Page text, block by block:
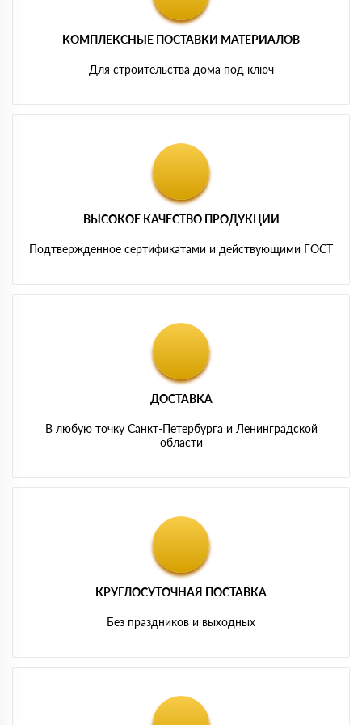
КОМПЛЕКСНЫЕ ПОСТАВКИ МАТЕРИАЛОВ
Для строительства дома под ключ
ВЫСОКОЕ КАЧЕСТВО ПРОДУКЦИИ
Подтвержденное сертификатами и действующими ГОСТ
ДОСТАВКА
В любую точку Санкт-Петербурга и Ленинградской
области
КРУГЛОСУТОЧНАЯ ПОСТАВКА
Без праздников и выходных